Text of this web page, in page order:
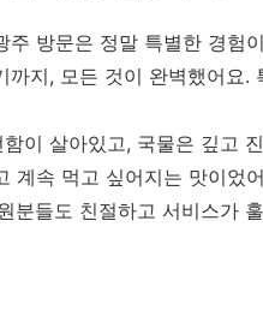
주 방문은 정말 특별한 경험
까지, 모든 것이 완벽했어요
이 살아있고, 국물은 깊고
계속 먹고 싶어지는 맛이었
분들도 친절하고 서비스가